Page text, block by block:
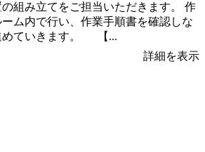
組み立てをご担当いただきます。 作
ム内で行い、作業手順書を確認しな
めていきます。 【...
詳細を表示